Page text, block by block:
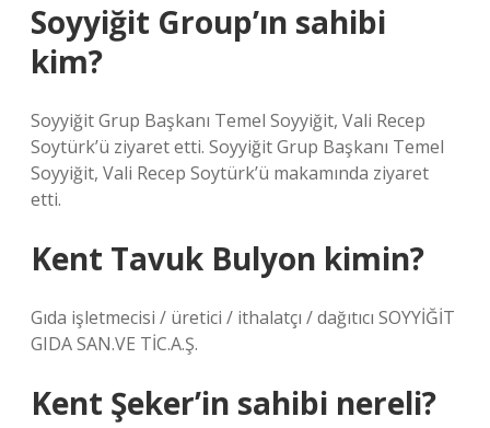
Soyyiğit Group’ın sahibi
kim?
Soyyiğit Grup Başkanı Temel Soyyiğit, Vali Recep
Soytürk’ü ziyaret etti. Soyyiğit Grup Başkanı Temel
Soyyiğit, Vali Recep Soytürk’ü makamında ziyaret
etti.
Kent Tavuk Bulyon kimin?
Gıda işletmecisi / üretici / ithalatçı / dağıtıcı SOYYİĞİT
GIDA SAN.VE TİC.A.Ş.
Kent Şeker’in sahibi nereli?